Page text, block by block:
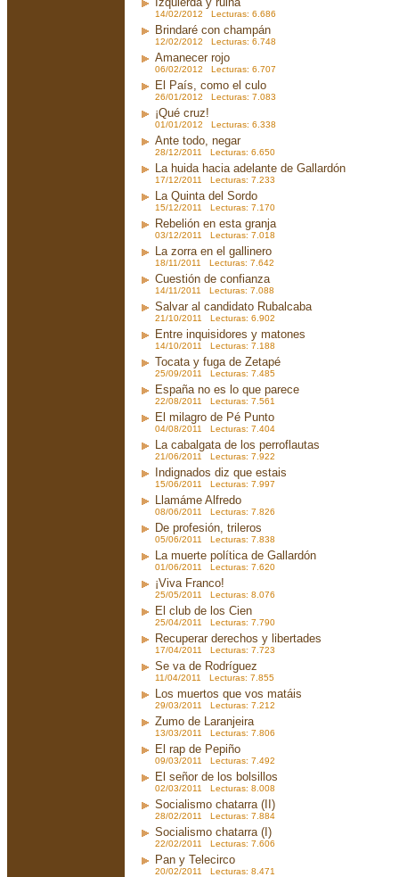
14/02/2012 Lecturas: 6.686
Brindaré con champán
12/02/2012 Lecturas: 6.748
Amanecer rojo
06/02/2012 Lecturas: 6.707
El País, como el culo
26/01/2012 Lecturas: 7.083
¡Qué cruz!
01/01/2012 Lecturas: 6.338
Ante todo, negar
28/12/2011 Lecturas: 6.650
La huida hacia adelante de Gallardón
17/12/2011 Lecturas: 7.233
La Quinta del Sordo
15/12/2011 Lecturas: 7.170
Rebelión en esta granja
03/12/2011 Lecturas: 7.018
La zorra en el gallinero
18/11/2011 Lecturas: 7.642
Cuestión de confianza
14/11/2011 Lecturas: 7.088
Salvar al candidato Rubalcaba
21/10/2011 Lecturas: 6.902
Entre inquisidores y matones
14/10/2011 Lecturas: 7.188
Tocata y fuga de Zetapé
25/09/2011 Lecturas: 7.485
España no es lo que parece
22/08/2011 Lecturas: 7.561
El milagro de Pé Punto
04/08/2011 Lecturas: 7.404
La cabalgata de los perroflautas
21/06/2011 Lecturas: 7.922
Indignados diz que estais
15/06/2011 Lecturas: 7.997
Llamáme Alfredo
08/06/2011 Lecturas: 7.826
De profesión, trileros
05/06/2011 Lecturas: 7.838
La muerte política de Gallardón
01/06/2011 Lecturas: 7.620
¡Viva Franco!
25/05/2011 Lecturas: 8.076
El club de los Cien
25/04/2011 Lecturas: 7.790
Recuperar derechos y libertades
17/04/2011 Lecturas: 7.723
Se va de Rodríguez
11/04/2011 Lecturas: 7.855
Los muertos que vos matáis
29/03/2011 Lecturas: 7.212
Zumo de Laranjeira
13/03/2011 Lecturas: 7.806
El rap de Pepiño
09/03/2011 Lecturas: 7.492
El señor de los bolsillos
02/03/2011 Lecturas: 8.008
Socialismo chatarra (II)
28/02/2011 Lecturas: 7.884
Socialismo chatarra (I)
22/02/2011 Lecturas: 7.606
Pan y Telecirco
20/02/2011 Lecturas: 8.471